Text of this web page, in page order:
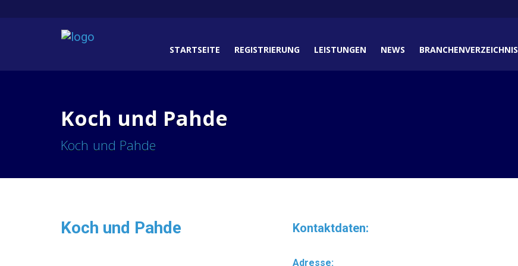
STARTSEITE REGISTRIERUNG LEISTUNGEN NEWS BRANCHENVERZEICHNIS
Koch und Pahde
Koch und Pahde
Koch und Pahde Kontaktdaten:
Adresse: